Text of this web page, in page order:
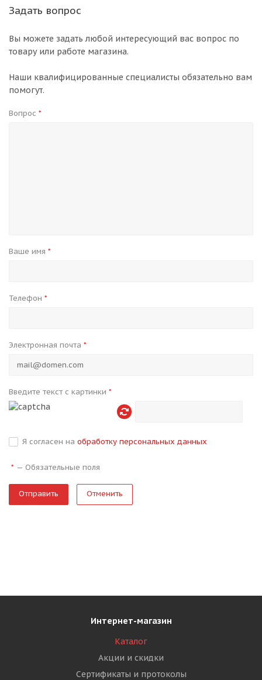
Задать вопрос
Вы можете задать любой интересующий вас вопрос по
товару или работе магазина.
Наши квалифицированные специалисты обязательно вам
помогут.
Вопрос *
Ваше имя *
Телефон *
Электронная почта *
Введите текст с картинки *
Я согласен на обработку персональных данных
* — Обязательные поля
Отменить
Интернет-магазин
Каталог
Акции и скидки
Сертификаты и протоколы